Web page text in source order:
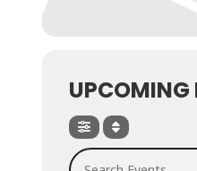
UPCOMING
Search Events